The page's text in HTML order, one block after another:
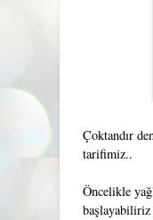
Çoktandır
tarifimiz..
Öncelikle
başlayabiliriz